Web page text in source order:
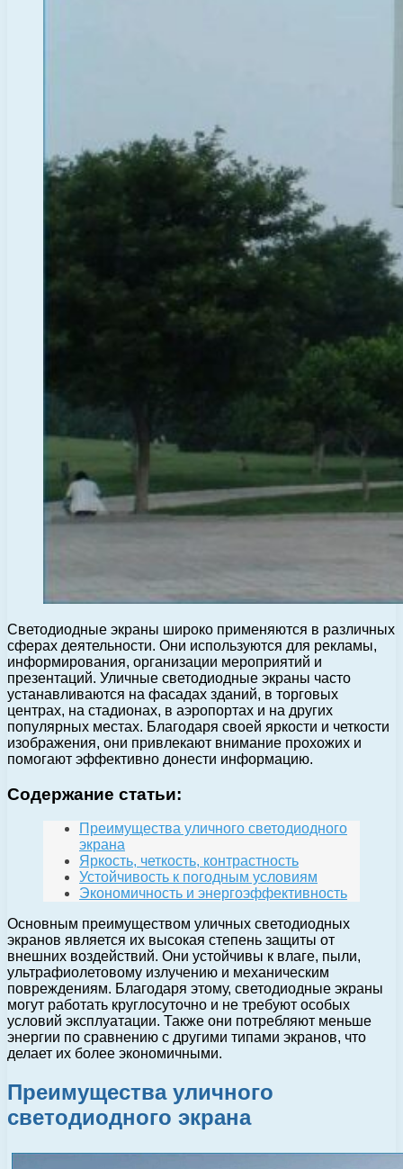
Светодиодные экраны широко применяются в различных
сферах деятельности. Они используются для рекламы,
информирования, организации мероприятий и
презентаций. Уличные светодиодные экраны часто
устанавливаются на фасадах зданий, в торговых
центрах, на стадионах, в аэропортах и на других
популярных местах. Благодаря своей яркости и четкости
изображения, они привлекают внимание прохожих и
помогают эффективно донести информацию.
Содержание статьи:
Преимущества уличного светодиодного
экрана
Яркость, четкость, контрастность
Устойчивость к погодным условиям
Экономичность и энергоэффективность
Основным преимуществом уличных светодиодных
экранов является их высокая степень защиты от
внешних воздействий. Они устойчивы к влаге, пыли,
ультрафиолетовому излучению и механическим
повреждениям. Благодаря этому, светодиодные экраны
могут работать круглосуточно и не требуют особых
условий эксплуатации. Также они потребляют меньше
энергии по сравнению с другими типами экранов, что
делает их более экономичными.
Преимущества уличного
светодиодного экрана